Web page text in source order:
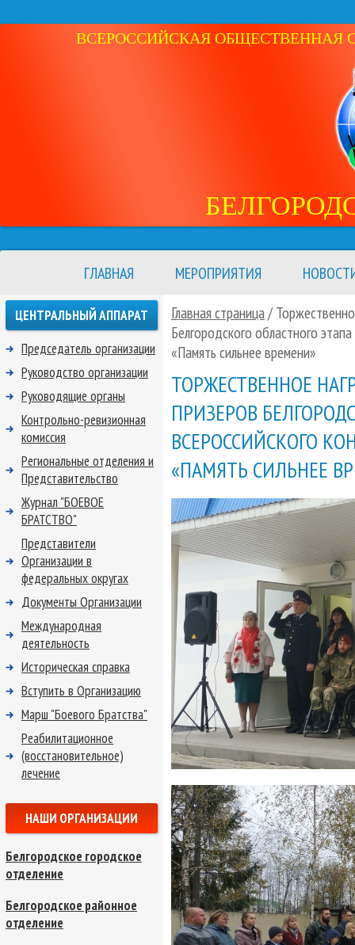
ВСЕРОССИЙСКАЯ ОБЩЕСТВЕННАЯ
ГЛАВНАЯ МЕРОПРИЯТИЯ
Главная страница/
Белгородского областного
«Память сильнее времени»
ТОРЖЕСТВЕННОЕ
ПРИЗЕРОВ
ВСЕРОССИЙСКОГО
«ПАМЯТЬ СИЛЬНЕЕ
ЦЕНТРАЛЬНЫЙ АППАРАТ
Председатель организации
Руководство организации
Руководящие органы
Контрольно-ревизионная
комиссия
Региональные отделения и
Представительство
Журнал "БОЕВОЕ
БРАТСТВО"
Представители
Организации в
федеральных округах
Документы Организации
Международная
деятельность
Историческая справка
Вступить в Организацию
Марш "Боевого Братства"
Реабилитационное
(восстановительное)
лечение
НАШИ ОРГАНИЗАЦИИ
Белгородское городское
отделение
Белгородское районное
отделение